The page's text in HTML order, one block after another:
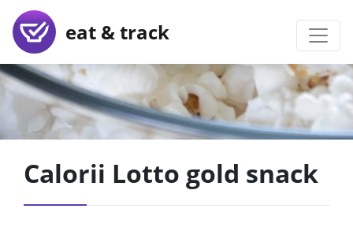
eat & track
Calorii Lotto gold snack